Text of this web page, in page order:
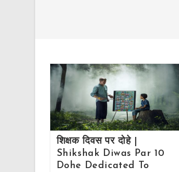
शिक्षक दिवस पर दोहे |
Shikshak Diwas Par 10
Dohe Dedicated To